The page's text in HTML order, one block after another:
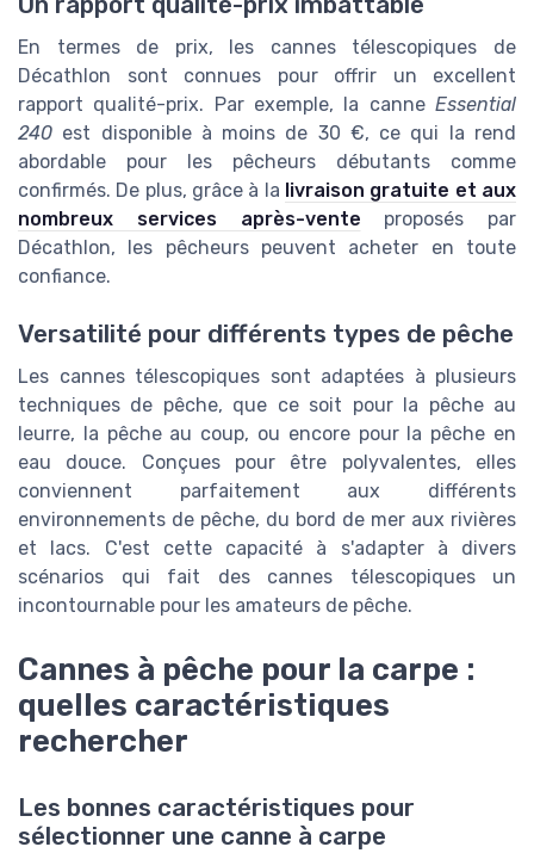
En termes de prix, les cannes télescopiques de
Décathlon sont connues pour offrir un excellent
rapport qualité-prix. Par exemple, la canne Essential
240 est disponible à moins de 30 €, ce qui la rend
abordable pour les pêcheurs débutants comme
confirmés. De plus, grâce à la livraison gratuite et aux
nombreux services après-vente proposés par
Décathlon, les pêcheurs peuvent acheter en toute
confiance.
Versatilité pour différents types de pêche
Les cannes télescopiques sont adaptées à plusieurs
techniques de pêche, que ce soit pour la pêche au
leurre, la pêche au coup, ou encore pour la pêche en
eau douce. Conçues pour être polyvalentes, elles
conviennent parfaitement aux différents
environnements de pêche, du bord de mer aux rivières
et lacs. C'est cette capacité à s'adapter à divers
scénarios qui fait des cannes télescopiques un
incontournable pour les amateurs de pêche.
Cannes à pêche pour la carpe :
quelles caractéristiques
rechercher
Les bonnes caractéristiques pour
sélectionner une canne à carpe